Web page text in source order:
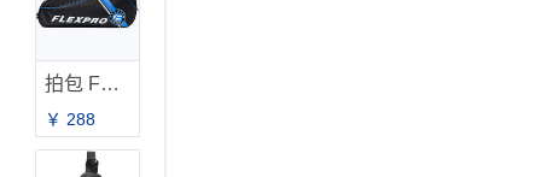
拍包 FB-2031
￥ 288